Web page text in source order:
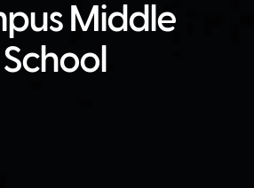
Middle
School